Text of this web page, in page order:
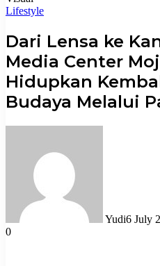
Lifestyle
Dari Lensa ke
Media Center
Hidupkan
Budaya Melalui
Yudi6 July
0